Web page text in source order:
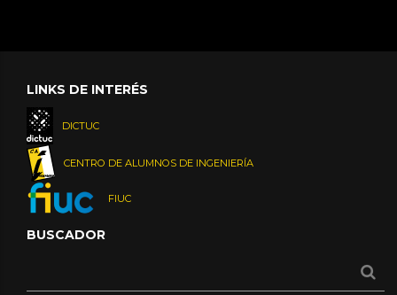
LINKS DE INTERÉS
DICTUC
CENTRO DE ALUMNOS DE INGENIERÍA
FIUC
BUSCADOR